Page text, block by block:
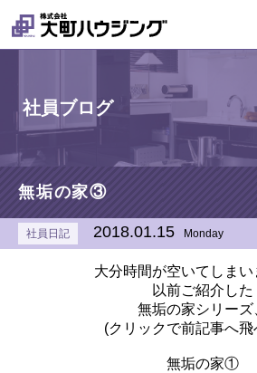
社員ブログ
無垢の家③
社員日記 2018.01.15 Monday
大分時間が空いてしま
以前ご紹介した
無垢の家シリーズ
(クリックで前記事へ飛
無垢の家①